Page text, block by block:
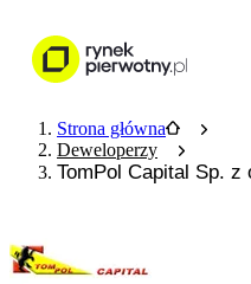
Strona główna
Deweloperzy
TomPol Capital Sp. z